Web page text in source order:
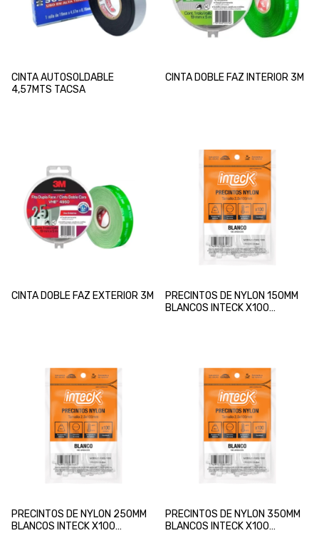
CINTA AUTOSOLDABLE
4,57MTS TACSA
CINTA DOBLE FAZ INTERIOR 3M
CINTA DOBLE FAZ EXTERIOR 3M
PRECINTOS DE NYLON 150MM
BLANCOS INTECK X100
PRECINTOS DE NYLON 250MM
BLANCOS INTECK X100
PRECINTOS DE NYLON 350MM
BLANCOS INTECK X100